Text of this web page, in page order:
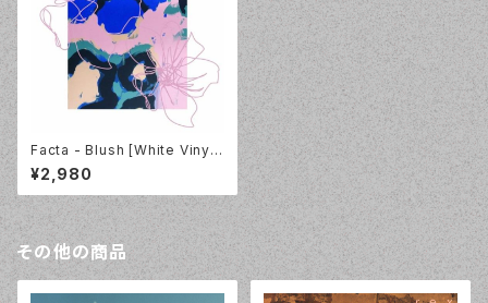
Facta - Blush [White Vinyl]
Wisdom Teeth (WSDMLP0
02W)
¥2,980
その他の商品